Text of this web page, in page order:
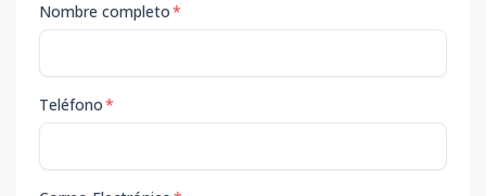
Nombre completo*
Teléfono*